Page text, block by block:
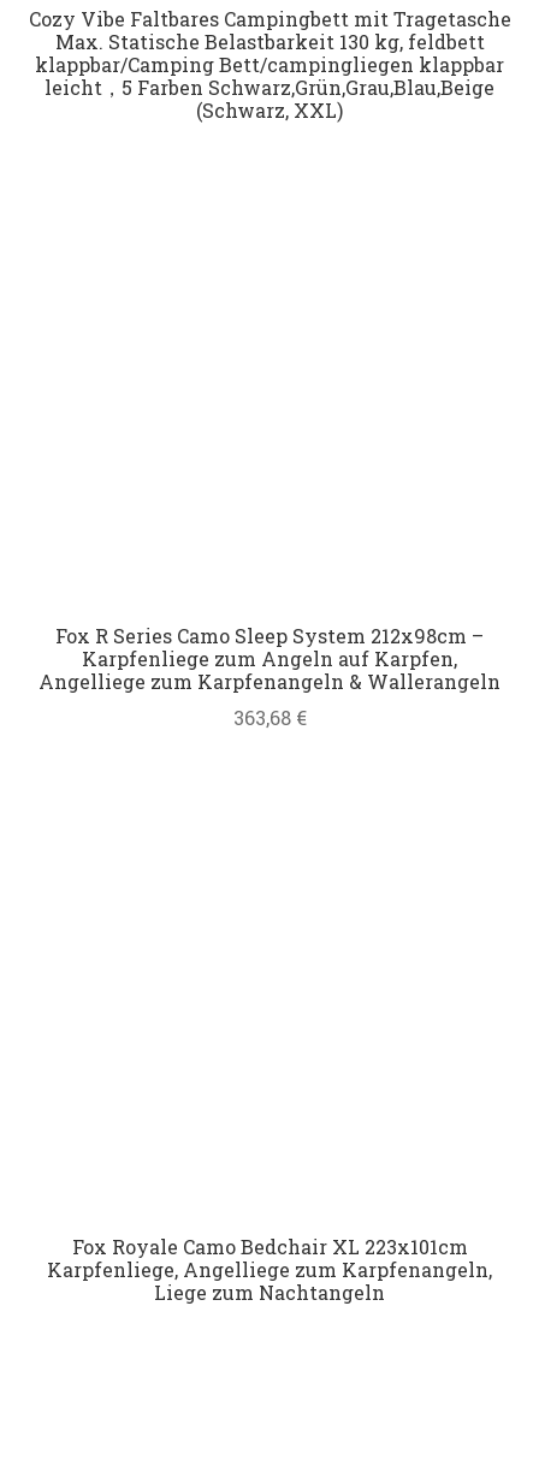
Cozy Vibe Faltbares Campingbett mit Tragetasche
Max. Statische Belastbarkeit 130 kg, feldbett
klappbar/Camping Bett/campingliegen klappbar
leicht，5 Farben Schwarz,Grün,Grau,Blau,Beige
(Schwarz, XXL)
Fox R Series Camo Sleep System 212x98cm –
Karpfenliege zum Angeln auf Karpfen,
Angelliege zum Karpfenangeln & Wallerangeln
363,68 €
Fox Royale Camo Bedchair XL 223x101cm
Karpfenliege, Angelliege zum Karpfenangeln,
Liege zum Nachtangeln